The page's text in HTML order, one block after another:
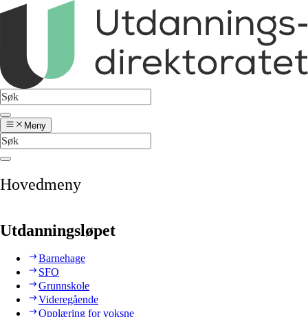
Meny
Hovedmeny
Utdanningsløpet
Barnehage
SFO
Grunnskole
Videregående
Opplæring for voksne